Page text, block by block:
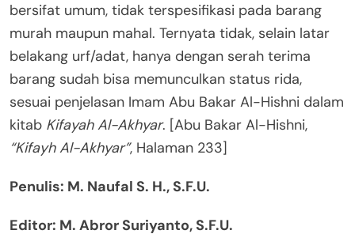
bersifat umum, tidak terspesifikasi pada barang
murah maupun mahal. Ternyata tidak, selain latar
belakang urf/adat, hanya dengan serah terima
barang sudah bisa memunculkan status rida,
sesuai penjelasan Imam Abu Bakar Al-Hishni dalam
kitab Kifayah Al-Akhyar. [Abu Bakar Al-Hishni,
“Kifayh Al-Akhyar”, Halaman 233]
Penulis: M. Naufal S. H., S.F.U.
Editor: M. Abror Suriyanto, S.F.U.